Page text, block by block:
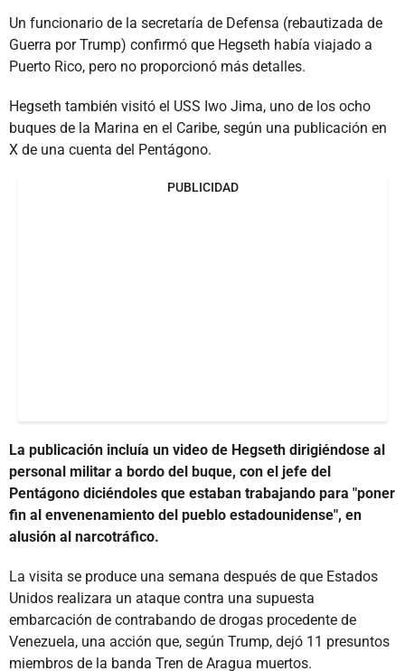
Un funcionario de la secretaría de Defensa (rebautizada de
Guerra por Trump) confirmó que Hegseth había viajado a
Puerto Rico, pero no proporcionó más detalles.
Hegseth también visitó el USS Iwo Jima, uno de los ocho
buques de la Marina en el Caribe, según una publicación en
X de una cuenta del Pentágono.
PUBLICIDAD
La publicación incluía un video de Hegseth dirigiéndose al
personal militar a bordo del buque, con el jefe del
Pentágono diciéndoles que estaban trabajando para "poner
fin al envenenamiento del pueblo estadounidense", en
alusión al narcotráfico.
La visita se produce una semana después de que Estados
Unidos realizara un ataque contra una supuesta
embarcación de contrabando de drogas procedente de
Venezuela, una acción que, según Trump, dejó 11 presuntos
miembros de la banda Tren de Aragua muertos.